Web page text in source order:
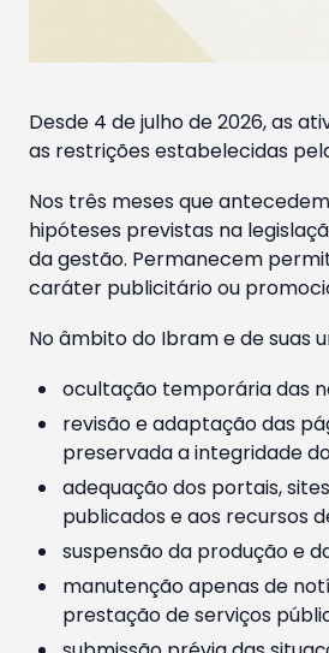
Desde 4 de julho de 2026, as
as restrições estabelecidas
Nos três meses que
hipóteses previstas na
da gestão. Permanecem
caráter publicitário ou
No âmbito do Ibram e de suas
ocultação temporária das
revisão e adaptação das
preservada a integridade
adequação dos portais,
publicados e aos recursos
suspensão da produção e
manutenção apenas de
prestação de serviços